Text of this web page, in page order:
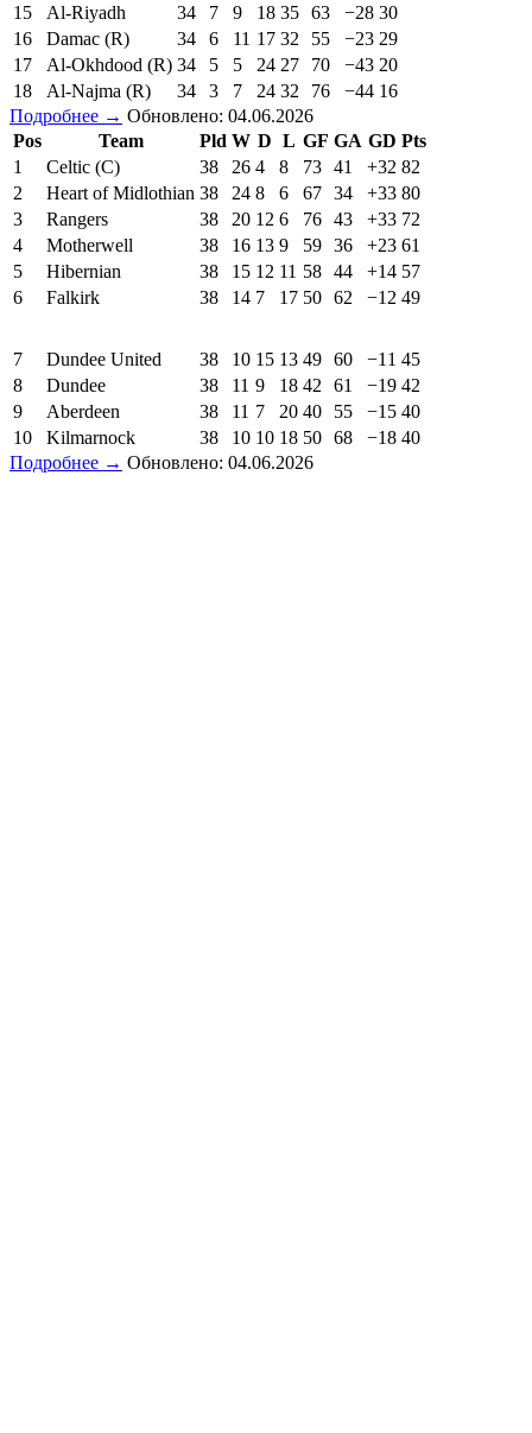
15
Al-Riyadh 34 7 9 18 35 63 −28 30
16
Damac (R) 34 6 11 17 32 55 −23 29
17
Al-Okhdood (R) 34 5 5 24 27 70 −43 20
18
Al-Najma (R) 34 3 7 24 32 76 −44 16
Подробнее → Обновлено: 04.06.2026
Pos
Team Pld W D L GF GA GD Pts
1
Celtic (C) 38 26 4 8 73 41 +32 82
2
Heart of Midlothian 38 24 8 6 67 34 +33 80
3
Rangers 38 20 12 6 76 43 +33 72
4
Motherwell 38 16 13 9 59 36 +23 61
5
Hibernian 38 15 12 11 58 44 +14 57
6
Falkirk 38 14 7 17 50 62 −12 49
7 Dundee United 38 10 15 13 49 60 −11 45
8
Dundee 38 11 9 18 42 61 −19 42
9
Aberdeen 38 11 7 20 40 55 −15 40
10
Kilmarnock 38 10 10 18 50 68 −18 40
Подробнее → Обновлено: 04.06.2026